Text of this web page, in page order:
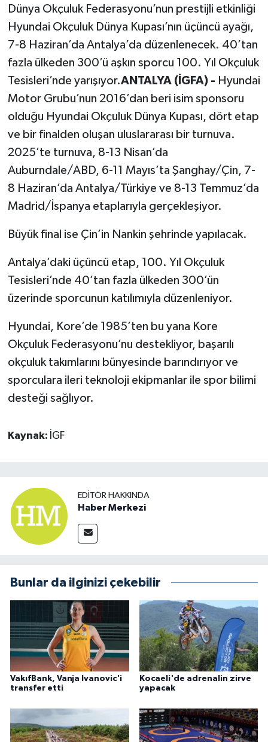
Dünya Okçuluk Federasyonu’nun prestijli etkinliği
Hyundai Okçuluk Dünya Kupası’nın üçüncü ayağı,
7-8 Haziran’da Antalya’da düzenlenecek. 40’tan
fazla ülkeden 300’ü aşkın sporcu 100. Yıl Okçuluk
Tesisleri’nde yarışıyor.ANTALYA (İGFA) - Hyundai
Motor Grubu’nun 2016’dan beri isim sponsoru
olduğu Hyundai Okçuluk Dünya Kupası, dört etap
ve bir finalden oluşan uluslararası bir turnuva.
2025’te turnuva, 8-13 Nisan’da
Auburndale/ABD, 6-11 Mayıs’ta Şanghay/Çin, 7-
8 Haziran’da Antalya/Türkiye ve 8-13 Temmuz’da
Madrid/İspanya etaplarıyla gerçekleşiyor.
Büyük final ise Çin’in Nankin şehrinde yapılacak.
Antalya’daki üçüncü etap, 100. Yıl Okçuluk
Tesisleri’nde 40’tan fazla ülkeden 300’ün
üzerinde sporcunun katılımıyla düzenleniyor.
Hyundai, Kore’de 1985’ten bu yana Kore
Okçuluk Federasyonu’nu destekliyor, başarılı
okçuluk takımlarını bünyesinde barındırıyor ve
sporculara ileri teknoloji ekipmanlar ile spor bilimi
desteği sağlıyor.
Kaynak: İGF
EDITÖR HAKKINDA
Haber Merkezi
Bunlar da ilginizi çekebilir
VakıfBank, Vanja Ivanovic'i
transfer etti
Kocaeli'de adrenalin zirve
yapacak